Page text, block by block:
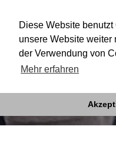
Diese Website
unsere Website weiter
der Verwendung von
Mehr erfahren
Weiterlesen